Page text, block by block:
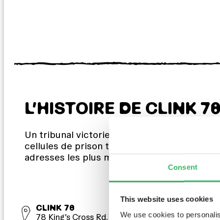
Consent
This website uses cookies
We use cookies to
L’HISTOIRE DE CLINK 78
Un tribunal victorien où le groupe punk
cellules de prison transformées en
adresses les plus mythiques de Londres, et
CLINK 78
78 King’s Cross Rd, Londres, WC1X 9QG,